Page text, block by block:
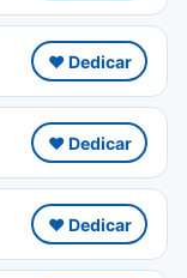
❤️ Dedicar
❤️ Dedicar
❤️ Dedicar